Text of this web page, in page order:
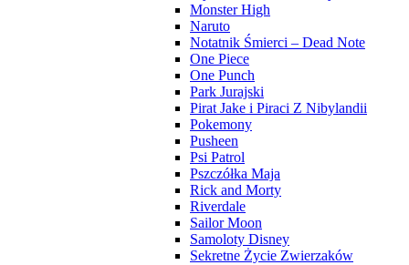
Monster High
Naruto
Notatnik Śmierci – Dead Note
One Piece
One Punch
Park Jurajski
Pirat Jake i Piraci Z Nibylandii
Pokemony
Pusheen
Psi Patrol
Pszczółka Maja
Rick and Morty
Riverdale
Sailor Moon
Samoloty Disney
Sekretne Życie Zwierzaków